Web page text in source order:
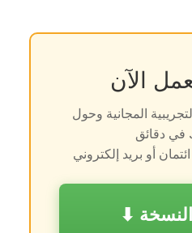
المجانية وحول
⬇ تحميل النسخة